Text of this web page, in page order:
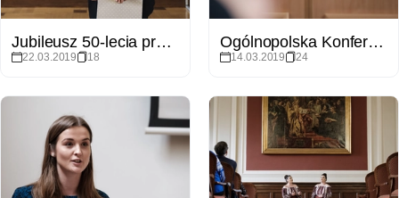
Jubileusz 50-lecia pracy naukowej prof. Janusza Skoczylasa
22.03.2019 18
Ogólnopolska Konferencja Naukowa pt. „Ustawa 2.0 – Rozwiązania statutowe w sprawach pracowniczych"
14.03.2019 24